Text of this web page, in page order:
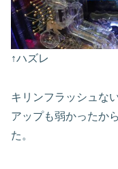
↑ハズレ
キリンフラッシュな
アップも弱かったか
た。